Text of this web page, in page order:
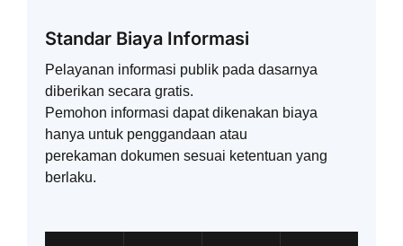
Standar Biaya Informasi
Pelayanan informasi publik pada dasarnya
diberikan secara gratis.
Pemohon informasi dapat dikenakan biaya
hanya untuk penggandaan atau
perekaman dokumen sesuai ketentuan yang
berlaku.